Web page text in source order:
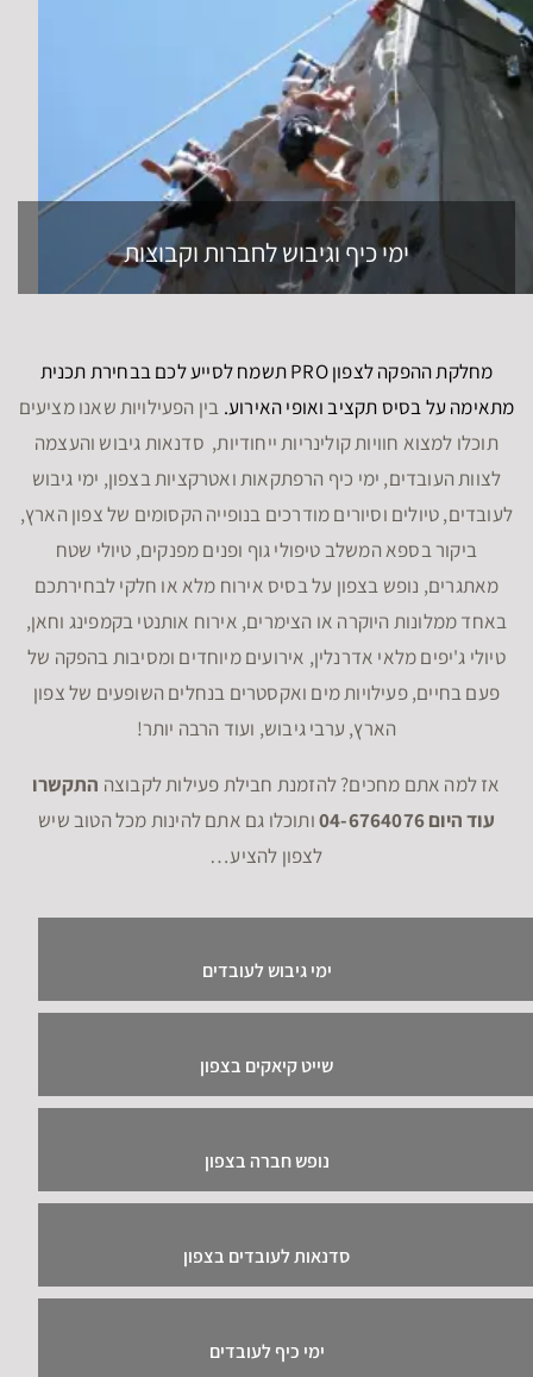
ימי כיף וגיבוש לחברות וקבוצות
מחלקת ההפקה לצפון PRO תשמח לסייע לכם בבחירת תכנית
מתאימה על בסיס תקציב ואופי האירוע. בין הפעילויות שאנו מציעים
תוכלו למצוא חוויות קולינריות ייחודיות, סדנאות גיבוש והעצמה
לצוות העובדים, ימי כיף הרפתקאות ואטרקציות בצפון, ימי גיבוש
לעובדים, טיולים וסיורים מודרכים בנופייה הקסומים של צפון הארץ,
ביקור בספא המשלב טיפולי גוף ופנים מפנקים, טיולי שטח
מאתגרים, נופש בצפון על בסיס אירוח מלא או חלקי לבחירתכם
באחד ממלונות היוקרה או הצימרים, אירוח אותנטי בקמפינג וחאן,
טיולי ג'יפים מלאי אדרנלין, אירועים מיוחדים ומסיבות בהפקה של
פעם בחיים, פעילויות מים ואקסטרים בנחלים השופעים של צפון
הארץ, ערבי גיבוש, ועוד הרבה יותר!
אז למה אתם מחכים? להזמנת חבילת פעילות לקבוצה התקשרו
עוד היום 04-6764076
ותוכלו גם אתם להינות מכל הטוב שיש
לצפון להציע…
ימי גיבוש לעובדים
שייט קיאקים בצפון
נופש חברה בצפון
סדנאות לעובדים בצפון
ימי כיף לעובדים